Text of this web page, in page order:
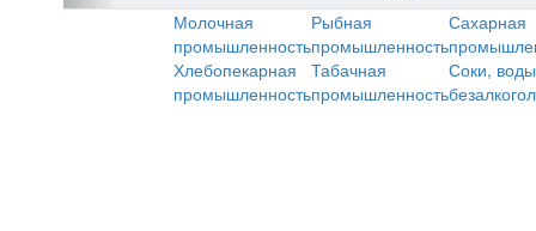
Молочная
промышленность
Рыбная
промышленность
Сахарная
Хлебопекарная
промышленность
Табачная
промышленность
Соки,